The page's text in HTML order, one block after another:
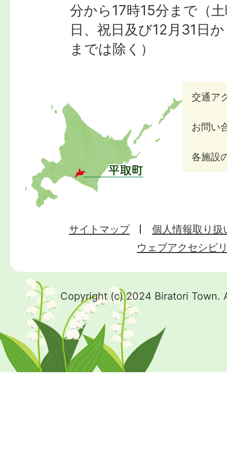
分から17時15分まで（
日、祝日及び12月31日
までは除く）
交通ア
お問い
各施設
サイトマップ
個人情報取り扱
ウェブアクセシビ
Copyright (c) 2024 Biratori Town.